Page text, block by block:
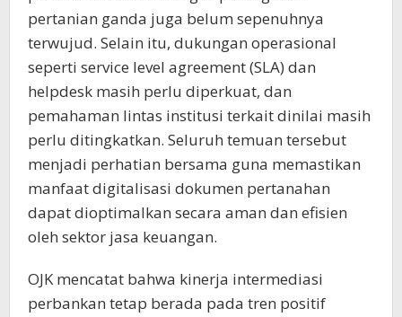
pertanian ganda juga belum sepenuhnya
terwujud. Selain itu, dukungan operasional
seperti service level agreement (SLA) dan
helpdesk masih perlu diperkuat, dan
pemahaman lintas institusi terkait dinilai masih
perlu ditingkatkan. Seluruh temuan tersebut
menjadi perhatian bersama guna memastikan
manfaat digitalisasi dokumen pertanahan
dapat dioptimalkan secara aman dan efisien
oleh sektor jasa keuangan.
OJK mencatat bahwa kinerja intermediasi
perbankan tetap berada pada tren positif